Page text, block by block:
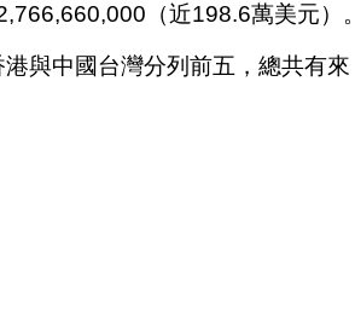
（近198.6萬美元）。
與中國台灣分列前五，總共有來